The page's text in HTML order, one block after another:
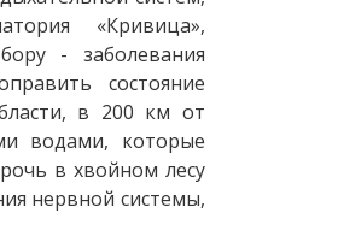
«Кривица»,
- заболевания
состояние
в 200 км от
водами, которые
в хвойном лесу
нервной системы,